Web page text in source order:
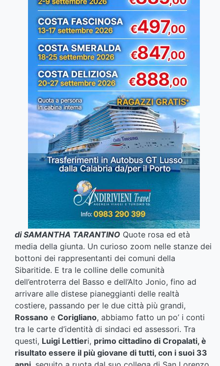
di SAMANTHA TARANTINO Quote rosa ed età
media della giunta. Un curioso zoom nelle stanze dei
bottoni dei rappresentanti dei comuni della
Sibaritide. E tra le colline delle comunità
dell’entroterra del Basso e dell’Alto Jonio, fino ad
arrivare alle distese pianeggianti delle realtà
costiere, passando per le due città più grandi,
Rossano e Corigliano, abbiamo fatto un po’ i conti
tra le carte d’identità di sindaci ed assessori. Tra
questi, Luigi Lettieri, primo cittadino di Cropalati, è
risultato essere il più giovane di tutti, con i suoi 33